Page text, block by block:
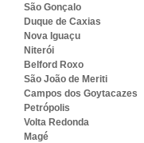
São Gonçalo
Duque de Caxias
Nova Iguaçu
Niterói
Belford Roxo
São João de Meriti
Campos dos Goytacazes
Petrópolis
Volta Redonda
Magé